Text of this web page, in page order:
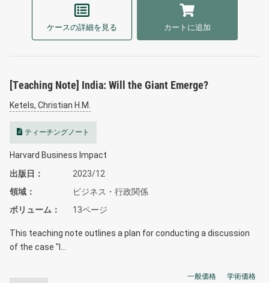
ケースの詳細を見る カートに追加
[Teaching Note] India: Will the Giant Emerge?
Ketels, Christian H.M.
ティーチングノート
Harvard Business Impact
出版日
2023/12
領域
ビジネス・行政関係
ボリューム
13ページ
This teaching note outlines a plan for conducting a discussion
of the case "I…